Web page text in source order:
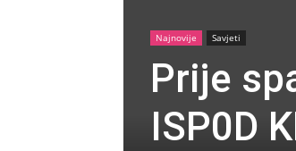
Najnovije Savjeti
Prije
ISP0D